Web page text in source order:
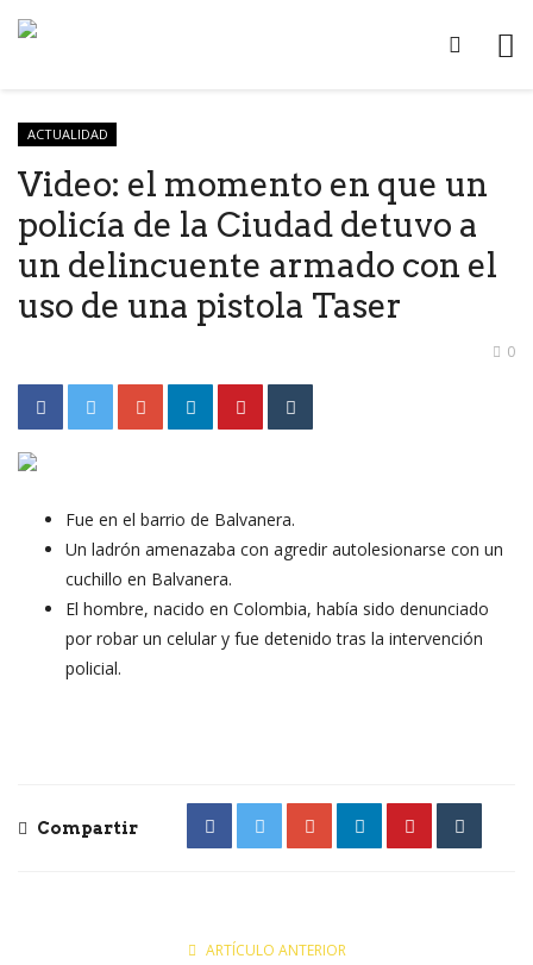
ACTUALIDAD
Video: el momento en que un
policía de la Ciudad detuvo a
un delincuente armado con el
uso de una pistola Taser
0
Fue en el barrio de Balvanera.
Un ladrón amenazaba con agredir autolesionarse con un
cuchillo en Balvanera.
El hombre, nacido en Colombia, había sido denunciado
por robar un celular y fue detenido tras la intervención
policial.
Compartir
ARTÍCULO ANTERIOR